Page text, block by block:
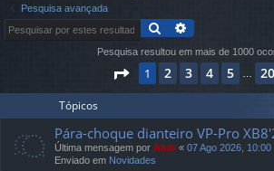
Pesquisa avançada
Pesquisar
Pesquisa resultou em mais de 1000
Página de 20
1 2 3 4 5 20
Tópicos
Pára-choque dianteiro VP-Pro
Última mensagem por Abib « 07 Ago 2026, 10:00
Enviado em Novidades